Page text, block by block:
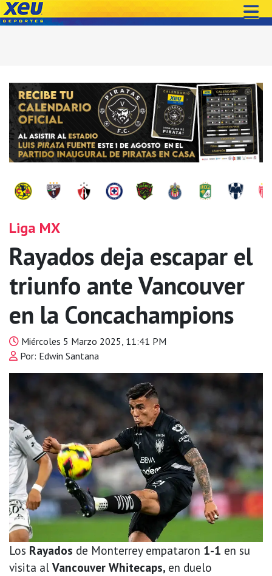
Liga MX
Rayados deja escapar el
triunfo ante Vancouver
en la Concachampions
Miércoles 5 Marzo 2025, 11:41 PM
Por: Edwin Santana
Los Rayados de Monterrey empataron 1-1 en su
visita al Vancouver Whitecaps, en duelo